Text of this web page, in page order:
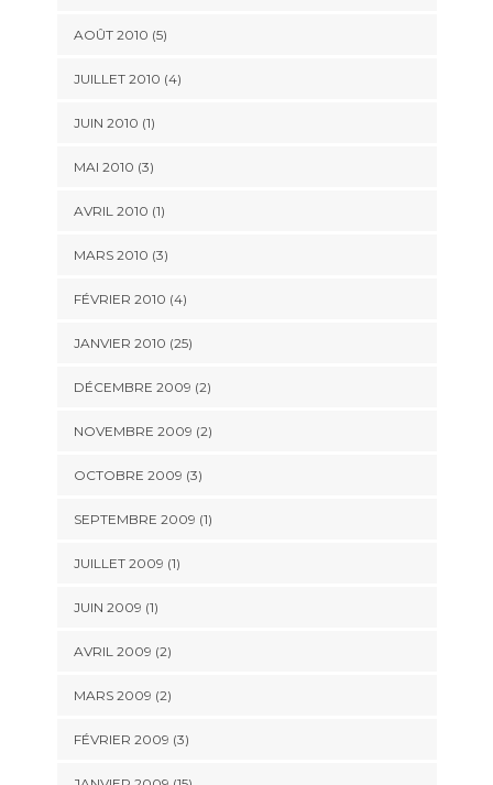
AOÛT 2010 (5)
JUILLET 2010 (4)
JUIN 2010 (1)
MAI 2010 (3)
AVRIL 2010 (1)
MARS 2010 (3)
FÉVRIER 2010 (4)
JANVIER 2010 (25)
DÉCEMBRE 2009 (2)
NOVEMBRE 2009 (2)
OCTOBRE 2009 (3)
SEPTEMBRE 2009 (1)
JUILLET 2009 (1)
JUIN 2009 (1)
AVRIL 2009 (2)
MARS 2009 (2)
FÉVRIER 2009 (3)